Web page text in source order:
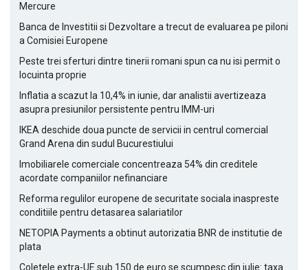
Mercure
Banca de Investitii si Dezvoltare a trecut de evaluarea pe piloni
a Comisiei Europene
Peste trei sferturi dintre tinerii romani spun ca nu isi permit o
locuinta proprie
Inflatia a scazut la 10,4% in iunie, dar analistii avertizeaza
asupra presiunilor persistente pentru IMM-uri
IKEA deschide doua puncte de servicii in centrul comercial
Grand Arena din sudul Bucurestiului
Imobiliarele comerciale concentreaza 54% din creditele
acordate companiilor nefinanciare
Reforma regulilor europene de securitate sociala inaspreste
conditiile pentru detasarea salariatilor
NETOPIA Payments a obtinut autorizatia BNR de institutie de
plata
Coletele extra-UE sub 150 de euro se scumpesc din iulie: taxa